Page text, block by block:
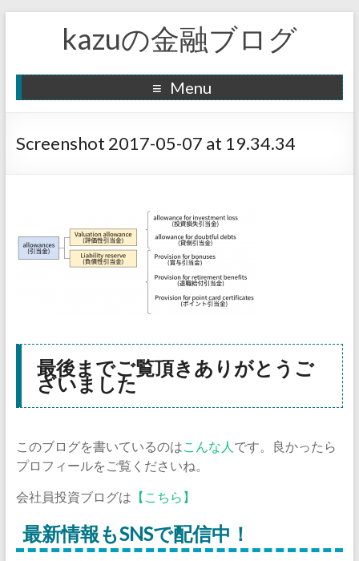
kazuの金融ブログ
Menu
Screenshot 2017-05-07 at 19.34.34
最後までご覧頂きありがとうご
ざいました
このブログを書いているのはこんな人 です。良かったら
プロフィールをご覧くださいね。
会社員投資ブログは 【こちら】
最新情報もSNSで配信中！